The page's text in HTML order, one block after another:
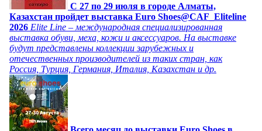
C 27 по 29 июля в городе Алматы,
Казахстан пройдет выставка Euro Shoes@CAF_Eliteline
2026 Elite Line – международная специализированная
выставка обуви, меха, кожи и аксессуаров. На выставке
будут представлены коллекции зарубежных и
отечественных производителей из таких стран, как
Россия, Турция, Германия, Италия, Казахстан и др.